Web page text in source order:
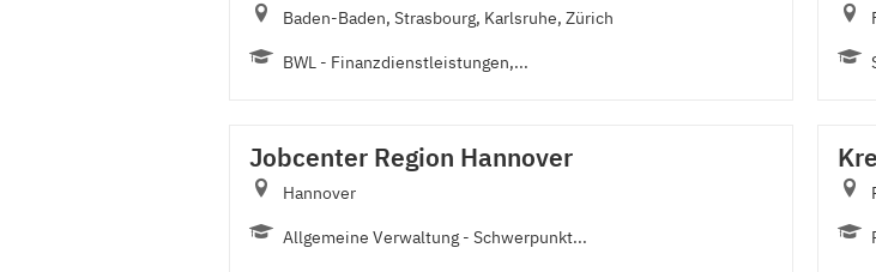
Baden-Baden, Strasbourg, Karlsruhe, Zürich
BWL - Finanzdienstleistungen,...
Jobcenter Region Hannover
Hannover
Allgemeine Verwaltung - Schwerpunkt...